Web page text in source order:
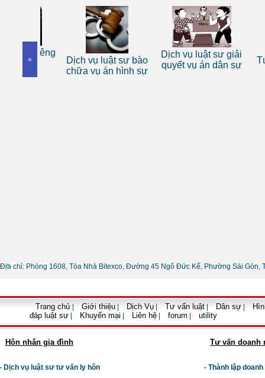
«
Dịch vụ luật sư bào
chữa vụ án hình sự
Dịch vụ luật sư giải
quyết vụ án dân sự
Tư
• Thông tin liên hệ
Địa chỉ: Phòng 1608, Tòa Nhà Bitexco, Đường 45 Ngô Đức Kế, Phường Sài Gòn,
Trang chủ Giới thiệu Dịch Vụ Tư vấn luật Dân sự
đáp luật sư
Khuyến mại Liên hệ forum utility
Hôn nhân gia đình
Dịch vụ luật sư tư vấn ly hôn
Tư vấn doanh
- Thành lập